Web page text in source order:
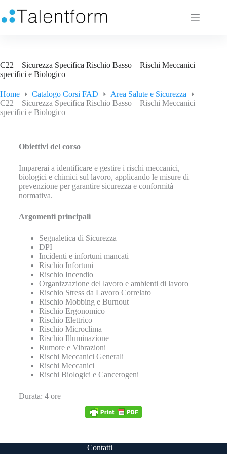
C22 – Sicurezza Specifica Rischio Basso – Rischi Meccanici
specifici e Biologico
Home Catalogo Corsi FAD
Area Salute e Sicurezza
C22 – Sicurezza Specifica Rischio Basso – Rischi Meccanici
specifici e Biologico
Obiettivi del corso
Imparerai a identificare e gestire i rischi meccanici,
biologici e chimici sul lavoro, applicando le misure di
prevenzione per garantire sicurezza e conformità
normativa.
Argomenti principali
Segnaletica di Sicurezza
DPI
Incidenti e infortuni mancati
Rischio Infortuni
Rischio Incendio
Organizzazione del lavoro e ambienti di lavoro
Rischio Stress da Lavoro Correlato
Rischio Mobbing e Burnout
Rischio Ergonomico
Rischio Elettrico
Rischio Microclima
Rischio Illuminazione
Rumore e Vibrazioni
Rischi Meccanici Generali
Rischi Meccanici
Rischi Biologici e Cancerogeni
Durata: 4 ore
Contatti